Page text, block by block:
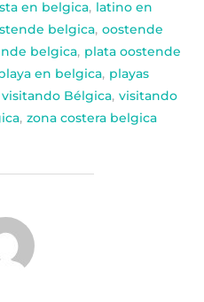
en belgica, latino en
belgica, oostende
belgica, plata oostende
en belgica, playas
visitando Bélgica, visitando
, zona costera belgica
PUBLICACIÓN